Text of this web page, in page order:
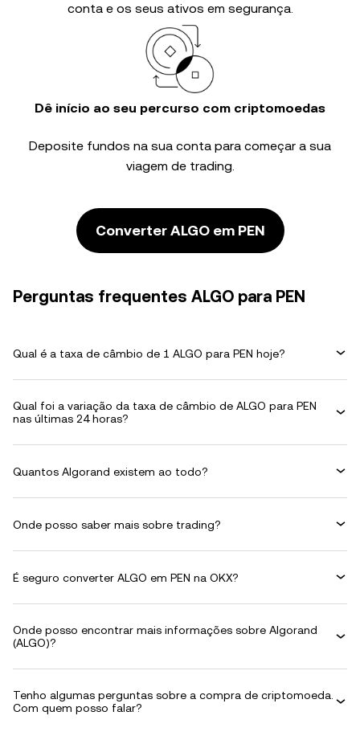
conta e os seus ativos em segurança.
Dê início ao seu percurso com criptomoedas
Deposite fundos na sua conta para começar a sua
viagem de trading.
Converter ALGO em PEN
Perguntas frequentes ALGO para PEN
Qual é a taxa de câmbio de 1 ALGO para PEN hoje?
Qual foi a variação da taxa de câmbio de ALGO para PEN
nas últimas 24 horas?
Quantos Algorand existem ao todo?
Onde posso saber mais sobre trading?
É seguro converter ALGO em PEN na OKX?
Onde posso encontrar mais informações sobre Algorand
(ALGO)?
Tenho algumas perguntas sobre a compra de criptomoeda.
Com quem posso falar?